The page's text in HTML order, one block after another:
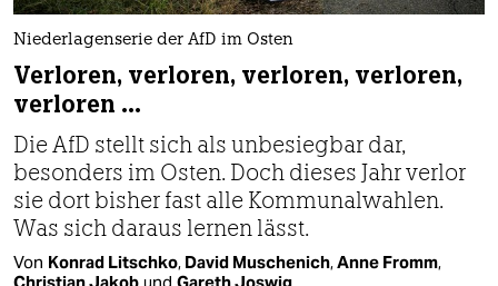
Niederlagenserie der AfD im Osten
Verloren, verloren, verloren, verloren,
verloren …
Die AfD stellt sich als unbesiegbar dar,
besonders im Osten. Doch dieses Jahr verlor
sie dort bisher fast alle Kommunalwahlen.
Was sich daraus lernen lässt.
Von Konrad Litschko, David Muschenich,Anne Fromm,